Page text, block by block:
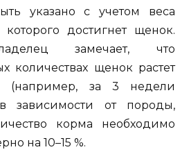
указано с учетом веса
которого достигнет щенок.
замечает, что
количествах щенок растет
(например, за 3 недели
зависимости от породы,
корма необходимо
на 10–15 %.